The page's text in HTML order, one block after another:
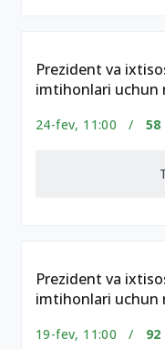
Prezident va
imtihonlari uchun
24-fev, 11:00 / 58
Prezident va
imtihonlari uchun
19-fev, 11:00 / 92